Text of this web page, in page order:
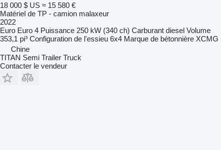
18 000 $ US ≈ 15 580 €
Matériel de TP - camion malaxeur
2022
Euro Euro 4 Puissance 250 kW (340 ch) Carburant diesel Volume
353,1 pi³ Configuration de l'essieu 6x4 Marque de bétonnière XCMG
Chine
TITAN Semi Trailer Truck
Contacter le vendeur